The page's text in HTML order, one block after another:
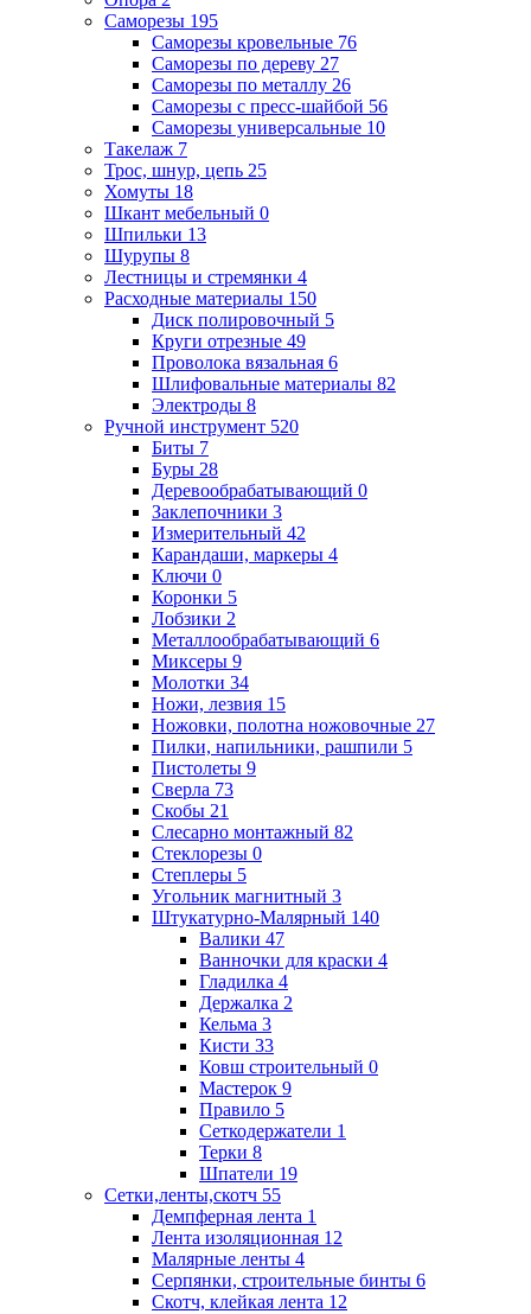
Саморезы 195
Саморезы кровельные 76
Саморезы по дереву 27
Саморезы по металлу 26
Саморезы с пресс-шайбой 56
Саморезы универсальные 10
Такелаж 7
Трос, шнур, цепь 25
Хомуты 18
Шкант мебельный 0
Шпильки 13
Шурупы 8
Лестницы и стремянки 4
Расходные материалы 150
Диск полировочный 5
Круги отрезные 49
Проволока вязальная 6
Шлифовальные материалы 82
Электроды 8
Ручной инструмент 520
Биты 7
Буры 28
Деревообрабатывающий 0
Заклепочники 3
Измерительный 42
Карандаши, маркеры 4
Ключи 0
Коронки 5
Лобзики 2
Металлообрабатывающий 6
Миксеры 9
Молотки 34
Ножи, лезвия 15
Ножовки, полотна ножовочные 27
Пилки, напильники, рашпили 5
Пистолеты 9
Сверла 73
Скобы 21
Слесарно монтажный 82
Стеклорезы 0
Степлеры 5
Угольник магнитный 3
Штукатурно-Малярный 140
Валики 47
Ванночки для краски 4
Гладилка 4
Держалка 2
Кельма 3
Кисти 33
Ковш строительный 0
Мастерок 9
Правило 5
Сеткодержатели 1
Терки 8
Шпатели 19
Сетки,ленты,скотч 55
Демпферная лента 1
Лента изоляционная 12
Малярные ленты 4
Серпянки, строительные бинты 6
Скотч, клейкая лента 12